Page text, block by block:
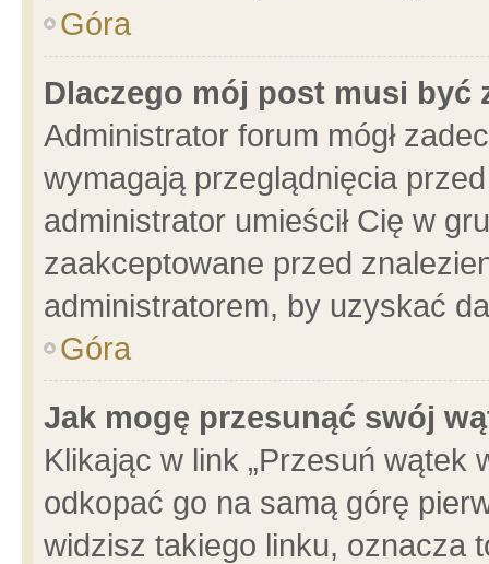
Góra
Dlaczego mój post musi być
Administrator forum mógł
wymagają przeglądnięcia
administrator umieścił Cię w
zaakceptowane przed
administratorem, by uzyskać
Góra
Jak mogę przesunąć swój
Klikając w link „Przesuń wątek
odkopać go na samą górę
widzisz takiego linku, oznacza